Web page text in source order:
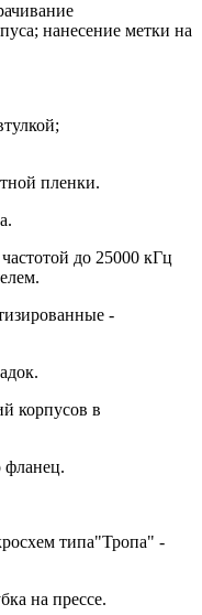
нанесение метки на
пленки.
до 25000 кГц
-
корпусов в
фланец.
типа"Тропа" -
на прессе.